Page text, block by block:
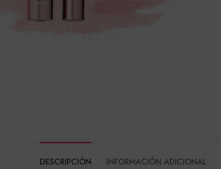
DESCRIPCIÓN INFORMACIÓN ADICIONAL